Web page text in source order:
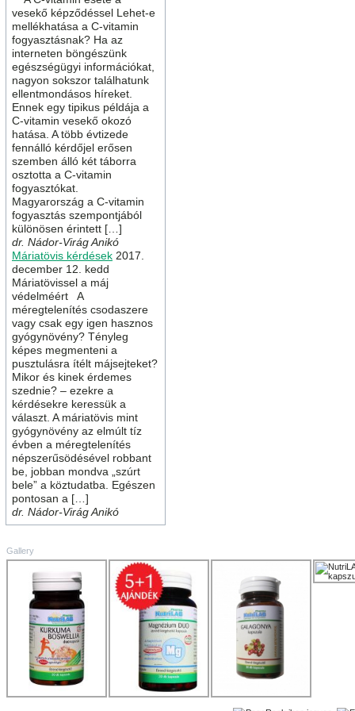
vesekő képződéssel Lehet-e
mellékhatása a C-vitamin
fogyasztásnak? Ha az
interneten böngészünk
egészségügyi információkat,
nagyon sokszor találhatunk
ellentmondásos híreket.
Ennek egy tipikus példája a
C-vitamin vesekő okozó
hatása. A több évtizede
fennálló kérdőjel erősen
szemben álló két táborra
osztotta a C-vitamin
fogyasztókat.
Magyarország a C-vitamin
fogyasztás szempontjából
különösen érintett […]
dr. Nádor-Virág Anikó
Máriatövis kérdések 2017.
december 12. kedd
Máriatövissel a máj
védelméért A
méregtelenítés csodaszere
vagy csak egy igen hasznos
gyógynövény? Tényleg
képes megmenteni a
pusztulásra ítélt májsejteket?
Mikor és kinek érdemes
szednie? – ezekre a
kérdésekre keressük a
választ. A máriatövis mint
gyógynövény az elmúlt tíz
évben a méregtelenítés
népszerűsödésével robbant
be, jobban mondva „szúrt
bele” a köztudatba. Egészen
pontosan a […]
dr. Nádor-Virág Anikó
Gallery